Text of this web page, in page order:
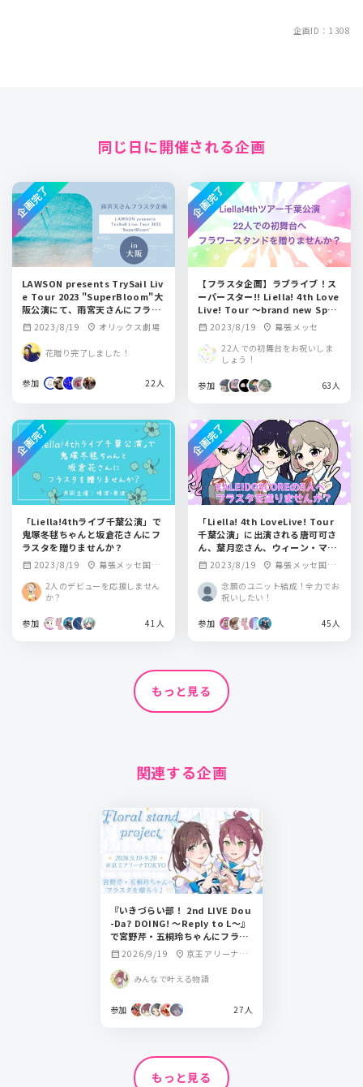
企画ID：1308
同じ日に開催される企画
LAWSON presents TrySail Liv
e Tour 2023 "SuperBloom"大
阪公演にて、雨宮天さんにフラワ
ースタンドを贈りませんか？
calendar_month 2023/8/19 location_on オリックス劇場
花贈り完了しました！
参加 22人
企画完了
【フラスタ企画】ラブライブ！ス
ーパースター!! Liella! 4th Love
Live! Tour ～brand new Spar
kle～千葉公演 "22人での初舞
台"へフラスタを贈りませんか？
calendar_month 2023/8/19 location_on 幕張メッセ
22人での初舞台をお祝いしま
しょう！
参加 63人
企画完了
「Liella!4thライブ千葉公演」で
鬼塚冬毬ちゃんと坂倉花さんにフ
ラスタを贈りませんか？
calendar_month 2023/8/19 location_on 幕張メッセ国際
展示場 展示ホール
2人のデビューを応援しません
か？
参加 41人
企画完了
「Liella! 4th LoveLive! Tour
千葉公演」に出演される唐可可さ
ん、葉月恋さん、ウィーン・マル
ガレーテさんにフラワースタンド
を送りませんか？
calendar_month 2023/8/19 location_on 幕張メッセ国際
展示場 展示ホール
念願のユニット結成！全力でお
祝いしたい！
参加 45人
企画完了
もっと見る
関連する企画
『いきづらい部！ 2nd LIVE Dou
-Da? DOING! ～Reply to L～』
で宮野芹・五桐玲ちゃんにフラワ
ースタンドを贈りませんか？‪‪🫶
calendar_month 2026/9/19 location_on 京王アリーナTO
みんなで叶える物語
参加 27人
もっと見る